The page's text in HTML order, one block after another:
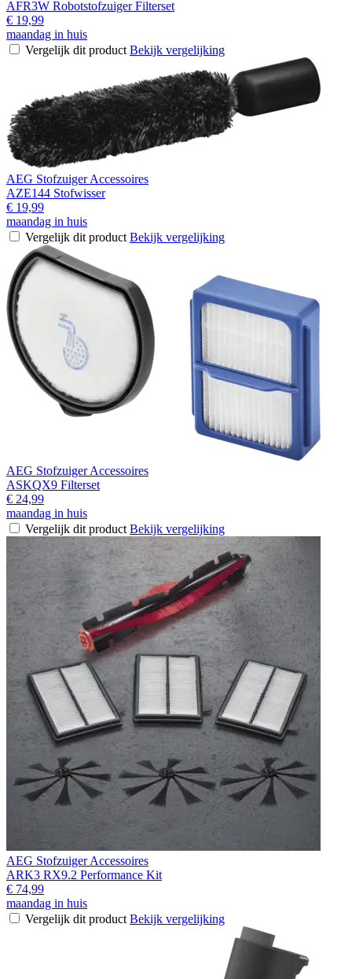
AFR3W Robotstofzuiger Filterset
€ 19,99
maandag in huis
Vergelijk dit product Bekijk vergelijking
AEG Stofzuiger Accessoires
AZE144 Stofwisser
€ 19,99
maandag in huis
Vergelijk dit product Bekijk vergelijking
AEG Stofzuiger Accessoires
ASKQX9 Filterset
€ 24,99
maandag in huis
Vergelijk dit product Bekijk vergelijking
AEG Stofzuiger Accessoires
ARK3 RX9.2 Performance Kit
€ 74,99
maandag in huis
Vergelijk dit product Bekijk vergelijking